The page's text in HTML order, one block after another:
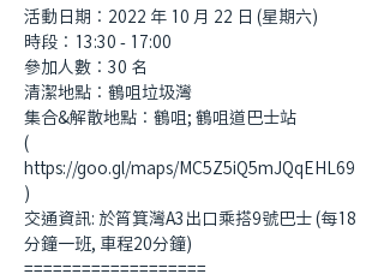
活動日期︰2022 年 10 月 22 日 (星期六)
時段︰13:30 - 17:00
參加人數︰30 名
清潔地點︰鶴咀垃圾灣
集合&解散地點︰鶴咀; 鶴咀道巴士站
(
https://goo.gl/maps/MC5Z5iQ5mJQqEHL69
)
交通資訊: 於筲箕灣A3出口乘搭9號巴士 (每18
分鐘一班, 車程20分鐘)
===================